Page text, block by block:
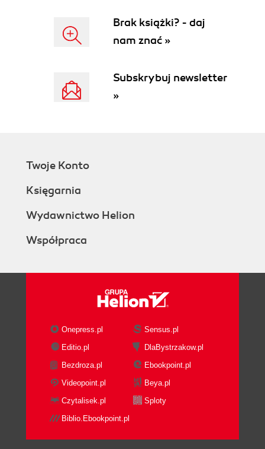
Brak książki? - daj
nam znać »
Subskrybuj newsletter
»
Twoje Konto
Księgarnia
Wydawnictwo Helion
Współpraca
Onepress.pl
Sensus.pl
Editio.pl
DlaBystrzakow.pl
Bezdroza.pl
Ebookpoint.pl
Videopoint.pl
Beya.pl
Czytalisek.pl
Sploty
Biblio.Ebookpoint.pl